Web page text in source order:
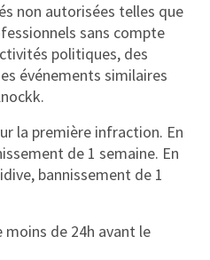
non autorisées telles que
sans compte
politiques, des
événements similaires
la première infraction. En
de 1 semaine. En
bannissement de 1
de 24h avant le